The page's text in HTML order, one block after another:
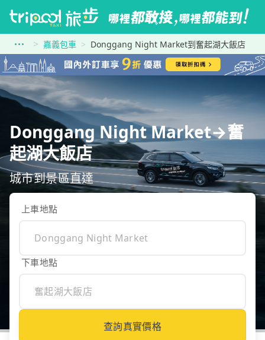
嘉義包車 Donggang Night Market到奮起湖大飯店
Donggang Night Market→奮
起湖大飯店
城市到景區直達
上車地點
下車地點
查詢真實價格